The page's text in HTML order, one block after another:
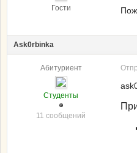
Гости
Ask0rbinka
Абитуриент
Студенты
11 сообщений